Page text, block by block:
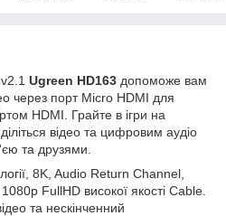
Ugreen HD163 допоможе вам
через порт Micro HDMI для
HDMI. Грайте в ігри на
відео та цифровим аудіо
та друзями.
8K, Audio Return Channel,
FullHD високої якості Cable.
та нескінченний